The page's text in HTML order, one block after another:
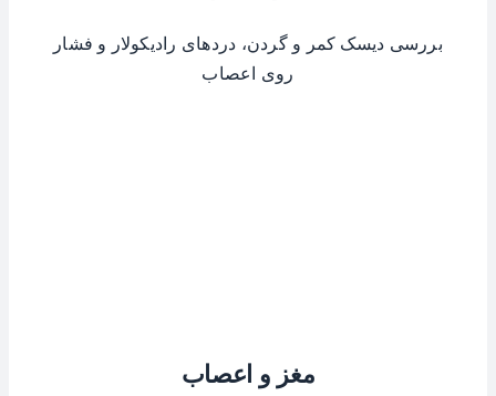
بررسی دیسک کمر و گردن، دردهای رادیکولار و فشار
روی اعصاب
مغز و اعصاب